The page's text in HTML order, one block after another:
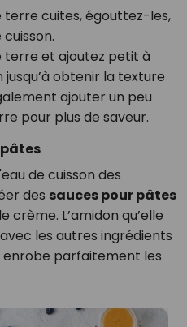
terre cuites, égouttez-les,
terre et ajoutez petit à
jusqu’à obtenir la texture
ajouter un peu
pour plus de saveur.
pâtes
de cuisson des
des sauces pour pâtes
crème. L’amidon qu’elle
les autres ingrédients
enrobe parfaitement les